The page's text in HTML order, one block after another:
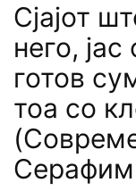
Сјајот
него,
готов
тоа co